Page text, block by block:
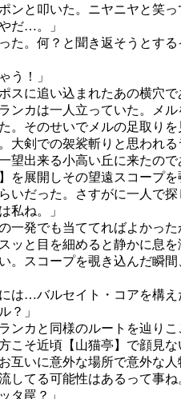
と叩いた。ニヤニヤと笑
だ…。」
。何？と聞き返そうとす
う！」
に追い込まれたあの横穴で
カは一人立っていた。メ
。そのせいでメルの足取り
大剣での袈裟斬りと思われ
望出来る小高い丘に来たので
展開しその望遠スコープ
いだった。さすがに一人で
私ね。」
発でも当ててればよかった
と目を細めると静かに息
。スコープを覗き込んだ瞬
…バルセイト・コアを構え
？」
カと同様のルートを辿りこ
こそ近頃【山猫亭】で顔見
いに意外な場所で意外な人
してる可能性はあるって事ね
タ罠？」